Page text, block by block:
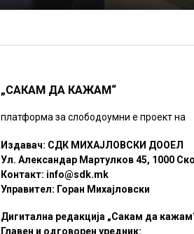
„САКАМ ДА КАЖАМ“
платформа за слободоумни е проект на
Издавач: СДК МИХАЈЛОВСКИ ДООЕЛ
Ул. Александар Мартулков 45, 1000
Контакт: info@sdk.mk
Управител: Горан Михајловски
Дигитална редакција „Сакам да
Главен и одговорен уредник: